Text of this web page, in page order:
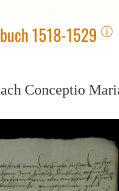
1518-1529 ⓘ
Conceptio